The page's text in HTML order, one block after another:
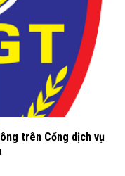
trên Cổng dịch vụ